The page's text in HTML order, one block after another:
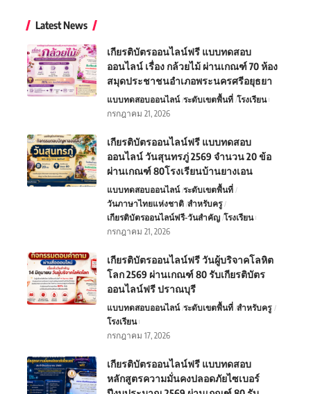
Latest News
เกียรติบัตรออนไลน์ฟรี แบบทดสอบ
ออนไลน์ เรื่อง กล้วยไม้ ผ่านเกณฑ์ 70 ห้อง
สมุดประชาชนอำเภอพระนครศรีอยุธยา
แบบทดสอบออนไลน์ ระดับเขตพื้นที่ โรงเรียน
กรกฎาคม 21, 2026
เกียรติบัตรออนไลน์ฟรี แบบทดสอบ
ออนไลน์ วันสุนทรภู่ 2569 จำนวน 20 ข้อ
ผ่านเกณฑ์ 80โรงเรียนบ้านยางเอน
แบบทดสอบออนไลน์ ระดับเขตพื้นที่
วันภาษาไทยแห่งชาติ สำหรับครู
เกียรติบัตรออนไลน์ฟรี-วันสำคัญ โรงเรียน
กรกฎาคม 21, 2026
เกียรติบัตรออนไลน์ฟรี วันผู้บริจาคโลหิต
โลก 2569 ผ่านเกณฑ์ 80 รับเกียรติบัตร
ออนไลน์ฟรี ปราณบุรี
แบบทดสอบออนไลน์ ระดับเขตพื้นที่ สำหรับครู
โรงเรียน
กรกฎาคม 17, 2026
เกียรติบัตรออนไลน์ฟรี แบบทดสอบ
หลักสูตรความมั่นคงปลอดภัยไซเบอร์